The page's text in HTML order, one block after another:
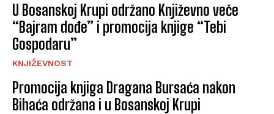
U Bosanskoj Krupi održano Književno veče
“Bajram dođe” i promocija knjige “Tebi
Gospodaru”
KNJIŽEVNOST
Promocija knjiga Dragana Bursaća nakon
Bihaća održana i u Bosanskoj Krupi